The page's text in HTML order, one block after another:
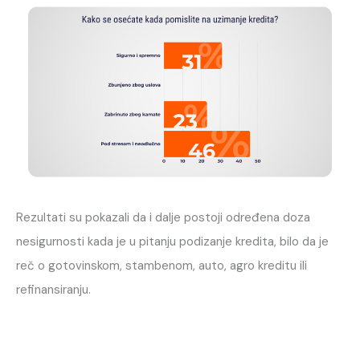
Rezultati su pokazali da i dalje postoji određena doza
nesigurnosti kada je u pitanju podizanje kredita, bilo da je
reč o gotovinskom, stambenom, auto, agro kreditu ili
refinansiranju.